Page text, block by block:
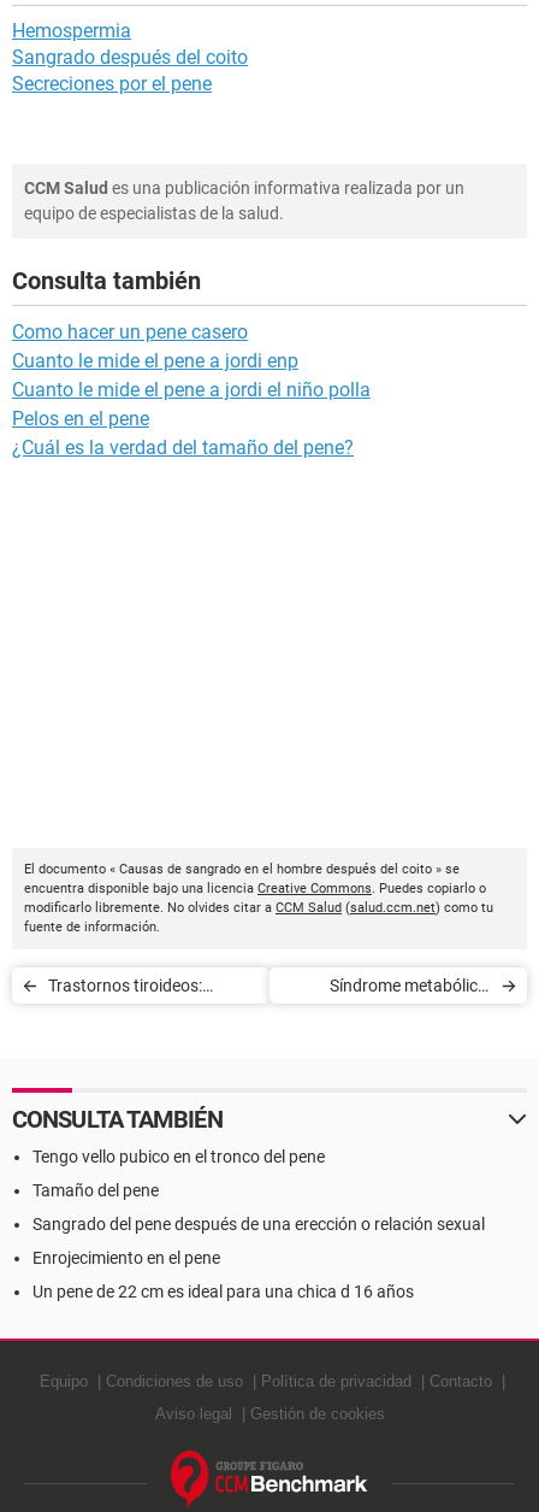
Hemospermia
Sangrado después del coito
Secreciones por el pene
CCM Salud es una publicación informativa realizada por un
equipo de especialistas de la salud.
Consulta también
Como hacer un pene casero
Cuanto le mide el pene a jordi enp
Cuanto le mide el pene a jordi el niño polla
Pelos en el pene
¿Cuál es la verdad del tamaño del pene?
El documento « Causas de sangrado en el hombre después del coito » se
encuentra disponible bajo una licencia Creative Commons. Puedes copiarlo o
modificarlo libremente. No olvides citar a CCM Salud (salud.ccm.net) como tu
fuente de información.
Trastornos tiroideos:
Síndrome metabólico:
CONSULTA TAMBIÉN
Tengo vello pubico en el tronco del pene
Tamaño del pene
Sangrado del pene después de una erección o relación sexual
Enrojecimiento en el pene
Un pene de 22 cm es ideal para una chica d 16 años
Equipo Condiciones de uso Política de privacidad
Contacto
Aviso legal
Gestión de cookies